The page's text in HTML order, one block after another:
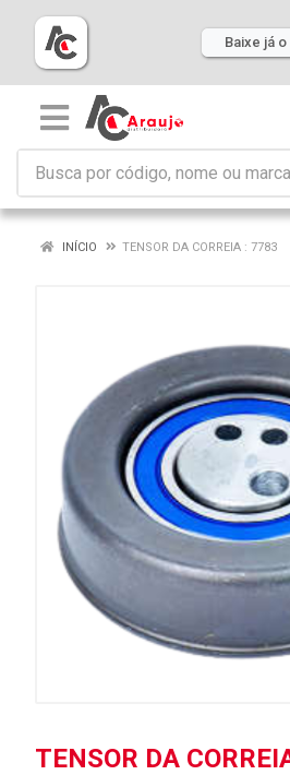
Baixe já
INÍCIO TENSOR DA CORREIA : 7783
TENSOR DA